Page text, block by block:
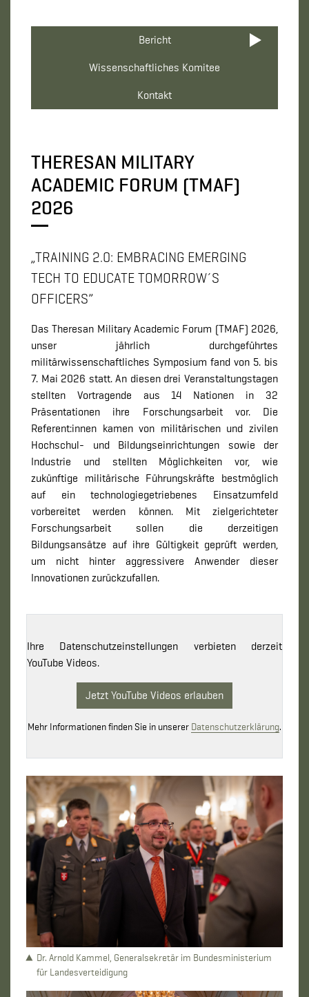
Bericht
Wissenschaftliches Komitee
Kontakt
THERESAN MILITARY
ACADEMIC FORUM (TMAF)
2026
„TRAINING 2.0: EMBRACING EMERGING
TECH TO EDUCATE TOMORROW´S
OFFICERS”
Das Theresan Military Academic Forum (TMAF) 2026,
unser jährlich durchgeführtes
militärwissenschaftliches Symposium fand von 5. bis
7. Mai 2026 statt. An diesen drei Veranstaltungstagen
stellten Vortragende aus 14 Nationen in 32
Präsentationen ihre Forschungsarbeit vor. Die
Referent:innen kamen von militärischen und zivilen
Hochschul- und Bildungseinrichtungen sowie der
Industrie und stellten Möglichkeiten vor, wie
zukünftige militärische Führungskräfte bestmöglich
auf ein technologiegetriebenes Einsatzumfeld
vorbereitet werden können. Mit zielgerichteter
Forschungsarbeit sollen die derzeitigen
Bildungsansätze auf ihre Gültigkeit geprüft werden,
um nicht hinter aggressivere Anwender dieser
Innovationen zurückzufallen.
Ihre Datenschutzeinstellungen verbieten derzeit
YouTube Videos.
Jetzt YouTube Videos erlauben
Mehr Informationen finden Sie in unserer Datenschutzerklärung.
Dr. Arnold Kammel, Generalsekretär im Bundesministerium
für Landesverteidigung